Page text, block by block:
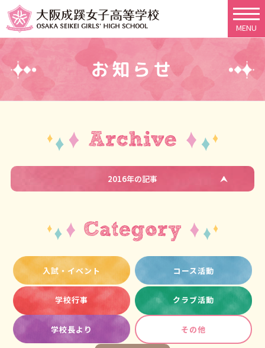
MENU
お知らせ
2016年の記事
入試・イベント コース活動
学校行事 クラブ活動
学校長より その他